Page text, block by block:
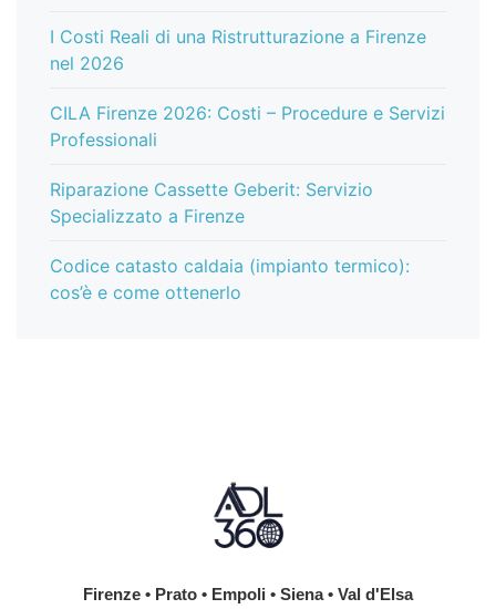
I Costi Reali di una Ristrutturazione a Firenze
nel 2026
CILA Firenze 2026: Costi – Procedure e Servizi
Professionali
Riparazione Cassette Geberit: Servizio
Specializzato a Firenze
Codice catasto caldaia (impianto termico):
cos’è e come ottenerlo
Firenze • Prato • Empoli • Siena • Val d'Elsa